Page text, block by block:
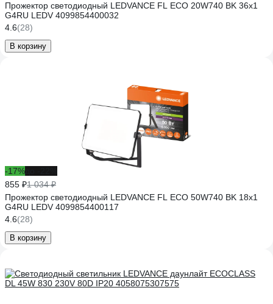
Прожектор светодиодный LEDVANCE FL ECO 20W740 BK 36x1
G4RU LEDV 4099854400032
4.6(28)
В корзину
-17%
855 ₽1 034 ₽
Прожектор светодиодный LEDVANCE FL ECO 50W740 BK 18x1
G4RU LEDV 4099854400117
4.6(28)
В корзину